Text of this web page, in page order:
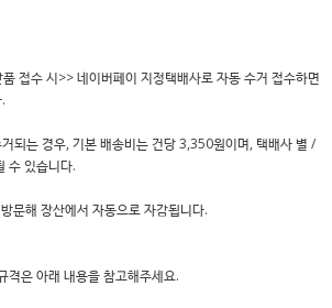
접수 시>> 네이버페이 지정택배사로 자동 수거 접수하면
되는 경우, 기본 배송비는 건당 3,350원이며, 택배사 별 /
수 있습니다.
문해 장산에서 자동으로 자감됩니다.
격은 아래 내용을 참고해주세요.